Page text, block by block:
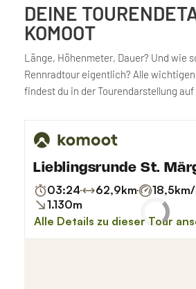
DEINE
KOMOOT
Länge, Höhenmeter, Dauer? Und wie
Rennradtour eigentlich? Alle
findest du in der Tourendarstellung auf